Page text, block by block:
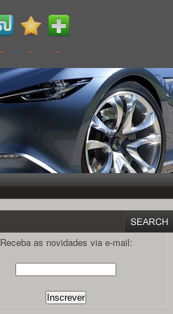
Receba as novidades via e-mail: